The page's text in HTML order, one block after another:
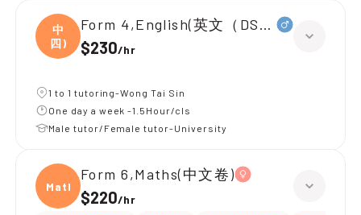
中
四)
Form 4,English(英文（DSE所有範疇）
$230/hr
1 to 1 tutoring-Wong Tai Sin
One day a week -1.5Hour/cls
Male tutor/Female tutor-University
Maths
Form 6,Maths(中文卷)
$220/hr